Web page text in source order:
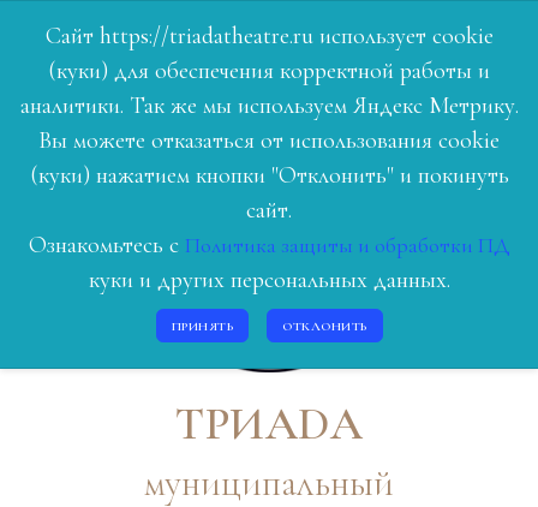
Сайт https://triadatheatre.ru использует cookie
(куки) для обеспечения корректной работы и
аналитики. Так же мы используем Яндекс Метрику.
Вы можете отказаться от использования cookie
(куки) нажатием кнопки "Отклонить" и покинуть
сайт.
Ознакомьтесь с Политика защиты и обработки ПД
куки и других персональных данных.
ПРИНЯТЬ ОТКЛОНИТЬ
ГЛАВНАЯ
РЕПЕРТУАР
О НАС
ИСТОРИЯ
ТРИАDА
муниципальный